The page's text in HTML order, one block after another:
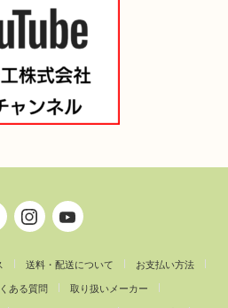
送料・配送について お支払い方法
ある質問 取り扱いメーカー